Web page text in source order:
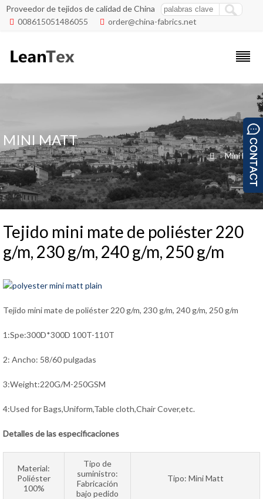
Proveedor de tejidos de calidad de China
 008615051486055  order@china-fabrics.net
MINI MATT
 »Mini Matt
Tejido mini mate de poliéster 220
g/m, 230 g/m, 240 g/m, 250 g/m
Tejido mini mate de poliéster 220 g/m, 230 g/m, 240 g/m, 250 g/m
1:Spe:300D*300D 100T-110T
2: Ancho: 58/60 pulgadas
3:Weight:220G/M-250GSM
4:Used for Bags,Uniform,Table cloth,Chair Cover,etc.
Detalles de las especificaciones
Material:
Poliéster
100%
Tipo de
suministro:
Fabricación
bajo pedido
Tipo: Mini Matt